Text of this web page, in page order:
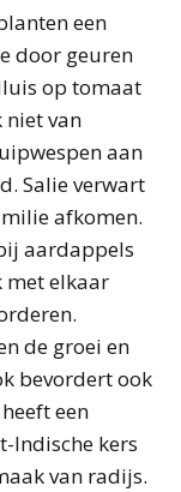
een
door geuren
op tomaat
niet van
aan
Salie verwart
afkomen.
aardappels
met elkaar
de groei en
bevordert ook
een
Indische kers
van radijs.